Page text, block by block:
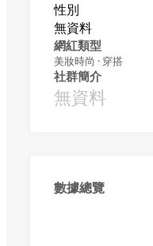
性別
無資料
網紅類型
美妝時尚 · 穿搭
社群簡介
無資料
數據總覽